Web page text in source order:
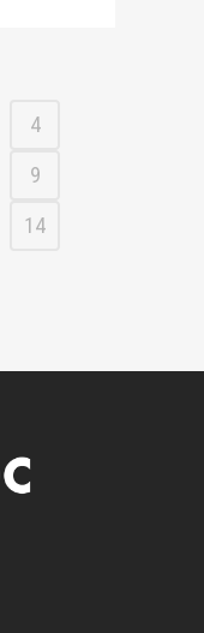
4
9
14